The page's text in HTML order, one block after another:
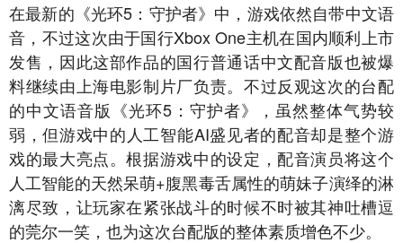
在最新的《光环5：守护者》中，游戏依然自带中文语
音，不过这次由于国行Xbox One主机在国内顺利上市
发售，因此这部作品的国行普通话中文配音版也被爆
料继续由上海电影制片厂负责。不过反观这次的台配
的中文语音版《光环5：守护者》，虽然整体气势较
弱，但游戏中的人工智能AI盛见者的配音却是整个游
戏的最大亮点。根据游戏中的设定，配音演员将这个
人工智能的天然呆萌+腹黑毒舌属性的萌妹子演绎的淋
漓尽致，让玩家在紧张战斗的时候不时被其神吐槽逗
的莞尔一笑，也为这次台配版的整体素质增色不少。